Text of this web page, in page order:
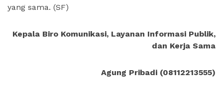
yang sama. (SF)
Kepala Biro Komunikasi, Layanan Informasi Publik,
dan Kerja Sama
Agung Pribadi (08112213555)